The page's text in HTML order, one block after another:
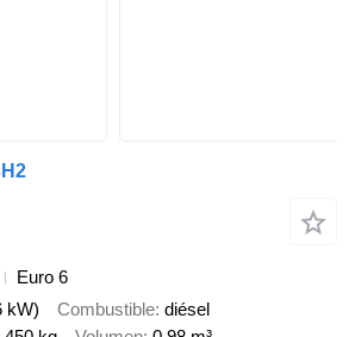
Euro 6
kW) Combustible diésel